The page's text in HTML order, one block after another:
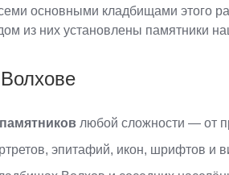
основными кладбищами этого
из них установлены памятники
любой сложности — от
эпитафий, икон, шрифтов и